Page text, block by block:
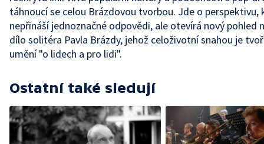
táhnoucí se celou Brázdovou tvorbou. Jde o perspektivu,
nepřináší jednoznačné odpovědi, ale otevírá nový pohled
dílo solitéra Pavla Brázdy, jehož celoživotní snahou je
umění "o lidech a pro lidi".
Ostatní také sledují